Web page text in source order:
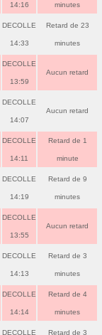
14:16 minutes
DECOLLE
14:33
Retard de 23
minutes
DECOLLE
13:59
Aucun retard
DECOLLE
14:07
Aucun retard
DECOLLE
14:11
Retard de 1
minute
DECOLLE
14:19
Retard de 9
minutes
DECOLLE
13:55
Aucun retard
DECOLLE
14:13
Retard de 3
minutes
DECOLLE
14:14
Retard de 4
minutes
DECOLLE Retard de 3